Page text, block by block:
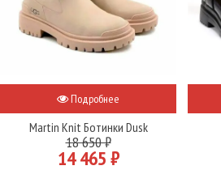
Подробнее
Martin Knit Ботинки Dusk
18 650 ₽
14 465 ₽